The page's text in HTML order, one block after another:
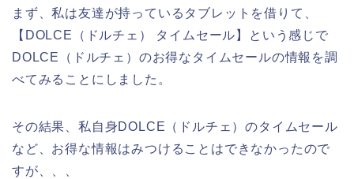
まず、私は友達が持っているタブレットを借りて、
【DOLCE（ドルチェ） タイムセール】という感じで
DOLCE（ドルチェ）のお得なタイムセールの情報を調
べてみることにしました。
その結果、私自身DOLCE（ドルチェ）のタイムセール
など、お得な情報はみつけることはできなかったので
すが、、、